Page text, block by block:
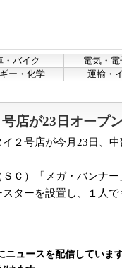
・バイク 電気・電
ー・化学 運輸・
店が23日オープン
２号店が今月23日、
Ｃ）「メガ・バンナ
ターを設置し、１人
ュースを配信していま